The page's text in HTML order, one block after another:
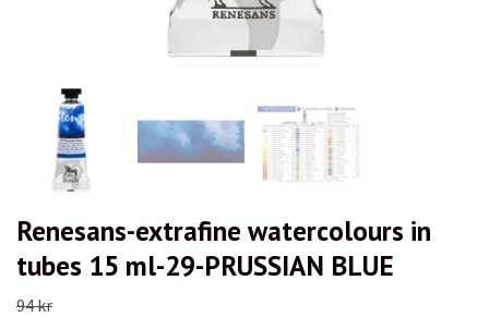
Renesans-extrafine watercolours in
tubes 15 ml-29-PRUSSIAN BLUE
94 kr